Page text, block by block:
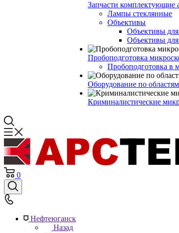
Запчасти комплектующие
Лампы стеклянные
Объективы
Объективы
Объективы
Пробоподготовка
Пробоподготовка в
Оборудование по
Криминалистические
0
Нефтеюганск
Назад